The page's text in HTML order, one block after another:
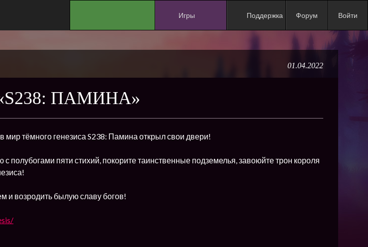
Игры Поддержка Форум Войти
01.04.2022
ПАМИНА»
мир тёмного генезиса S238: Памина открыл свои двери!
полубогами пяти стихий, покорите таинственные подземелья, завоюйте трон короля
и возродить былую славу богов!